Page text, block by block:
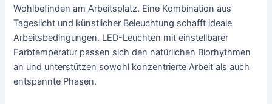
Wohlbefinden am Arbeitsplatz. Eine Kombination aus
Tageslicht und künstlicher Beleuchtung schafft ideale
Arbeitsbedingungen. LED-Leuchten mit einstellbarer
Farbtemperatur passen sich den natürlichen Biorhythmen
an und unterstützen sowohl konzentrierte Arbeit als auch
entspannte Phasen.